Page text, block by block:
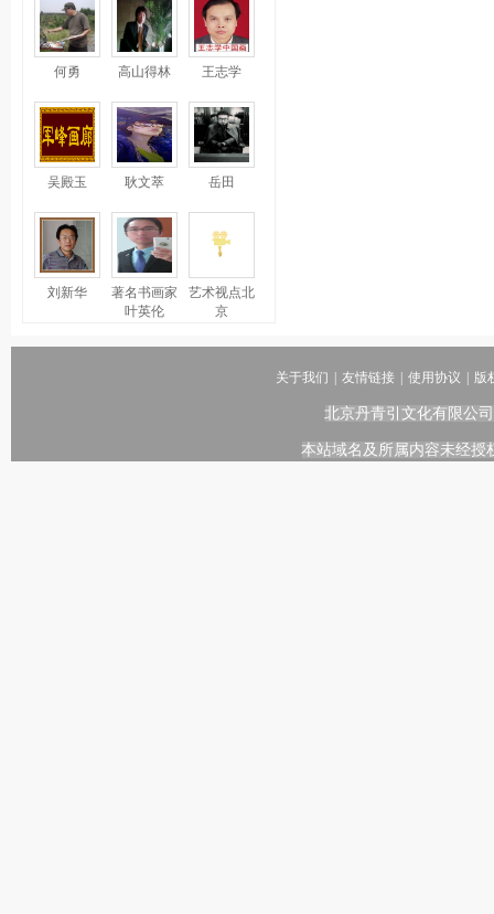
何勇 高山得林 王志学
吴殿玉 耿文萃 岳田
刘新华
著名书画家
叶英伦
艺术视点北
京
关于我们 友情链接 使用协议 版
北京丹青引文化有限公
本站域名及所属内容未经授